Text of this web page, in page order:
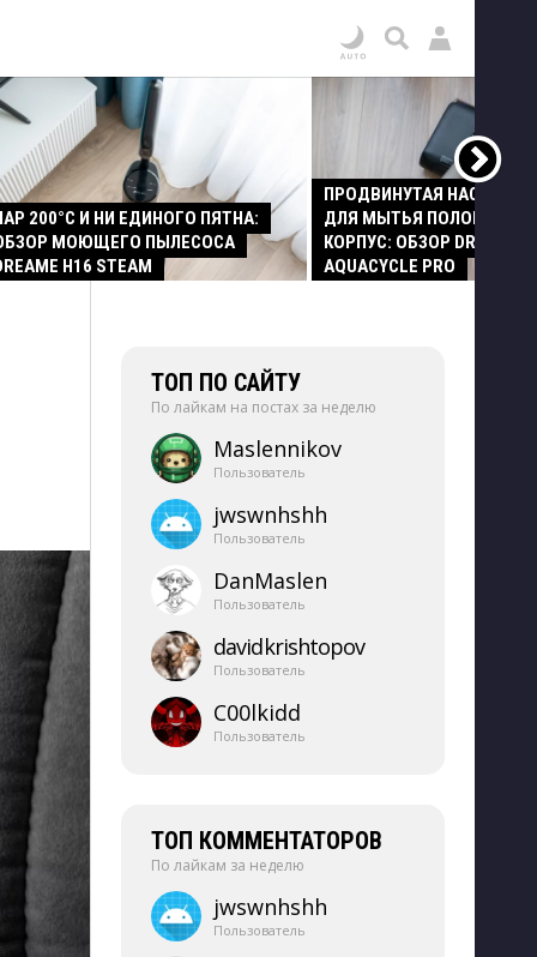
200°C И НИ ЕДИНОГО ПЯТНА:
МОЮЩЕГО ПЫЛЕСОСА
H16 STEAM
ПРОДВИНУТАЯ НАСАДКА
ДЛЯ МЫТЬЯ ПОЛОВ И
КОРПУС: ОБЗОР DREAME
AQUACYCLE PRO
ТОП ПО САЙТУ
По лайкам на постах за неделю
Maslennikov
Пользователь
jwswnhshh
Пользователь
DanMaslen
Пользователь
davidkrishtopov
Пользователь
C00lkidd
Пользователь
ТОП КОММЕНТАТОРОВ
По лайкам за неделю
jwswnhshh
Пользователь